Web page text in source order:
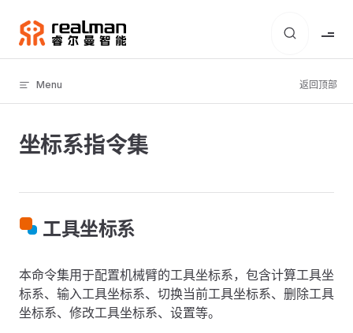
Skip to content
Menu 返回顶部
坐标系指令集
工具坐标系
本命令集用于配置机械臂的工具坐标系，包含计算工具坐
标系、输入工具坐标系、切换当前工具坐标系、删除工具
坐标系、修改工具坐标系、设置等。